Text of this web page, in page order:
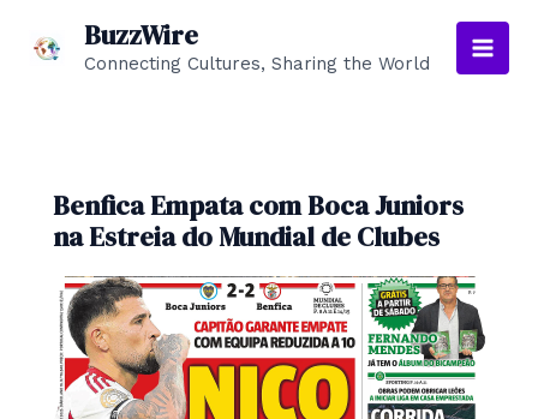
BuzzWire
Connecting Cultures, Sharing the World
Main
Benfica Empata com Boca Juniors
na Estreia do Mundial de Clubes